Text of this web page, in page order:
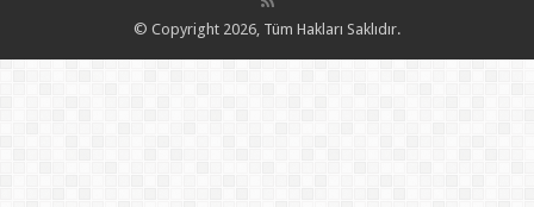
© Copyright 2026, Tüm Hakları Saklıdır.